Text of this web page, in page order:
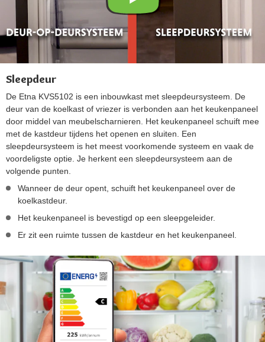
Sleepdeur
De Etna KVS5102 is een inbouwkast met sleepdeursysteem. De
deur van de koelkast of vriezer is verbonden aan het keukenpaneel
door middel van meubelscharnieren. Het keukenpaneel schuift mee
met de kastdeur tijdens het openen en sluiten. Een
sleepdeursysteem is het meest voorkomende systeem en vaak de
voordeligste optie. Je herkent een sleepdeursysteem aan de
volgende punten.
Wanneer de deur opent, schuift het keukenpaneel over de
koelkastdeur.
Het keukenpaneel is bevestigd op een sleepgeleider.
Er zit een ruimte tussen de kastdeur en het keukenpaneel.